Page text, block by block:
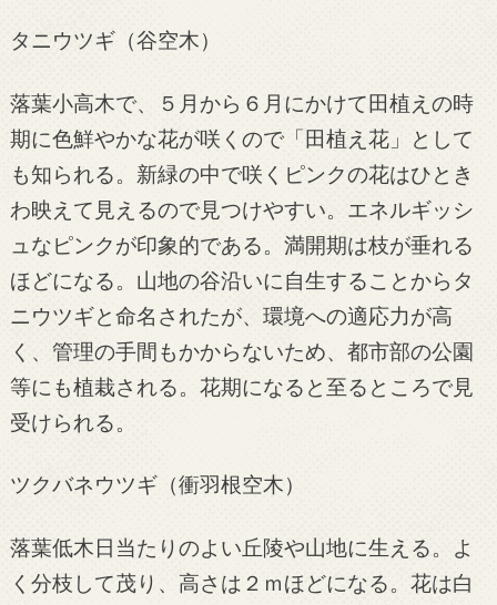
タニウツギ（谷空木）
落葉小高木で、５月から６月にかけて田植えの時
期に色鮮やかな花が咲くので「田植え花」として
も知られる。新緑の中で咲くピンクの花はひとき
わ映えて見えるので見つけやすい。エネルギッシ
ュなピンクが印象的である。満開期は枝が垂れる
ほどになる。山地の谷沿いに自生することからタ
ニウツギと命名されたが、環境への適応力が高
く、管理の手間もかからないため、都市部の公園
等にも植栽される。花期になると至るところで見
受けられる。
ツクバネウツギ（衝羽根空木）
落葉低木日当たりのよい丘陵や山地に生える。よ
く分枝して茂り、高さは２ｍほどになる。花は白